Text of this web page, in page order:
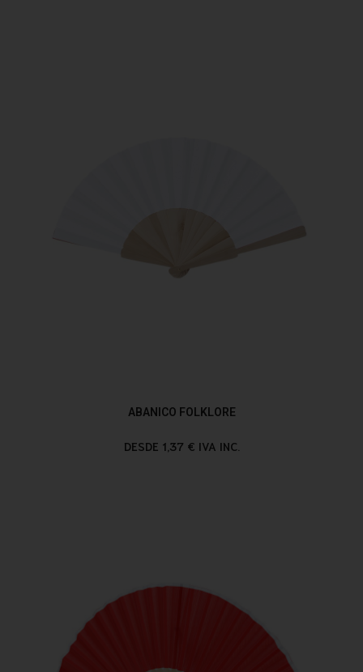
ABANICO FOLKLORE
DESDE 1,37 € IVA INC.